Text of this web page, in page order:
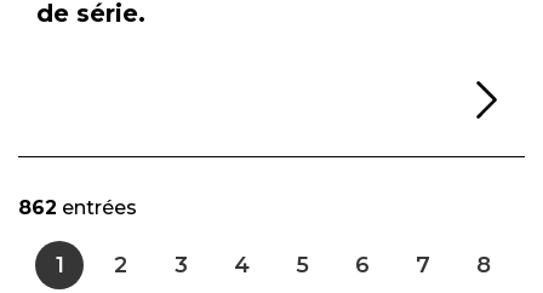
de série.
862 entrées
1 2 3 4 5 6 7 8